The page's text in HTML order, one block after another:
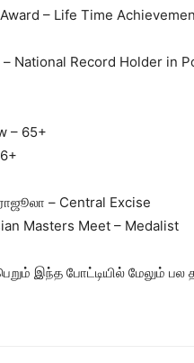
– Life Time
– National Record Holder in
– 65+
– Central Excise
Masters Meet – Medalist
இந்த போட்டியில் மேலும்